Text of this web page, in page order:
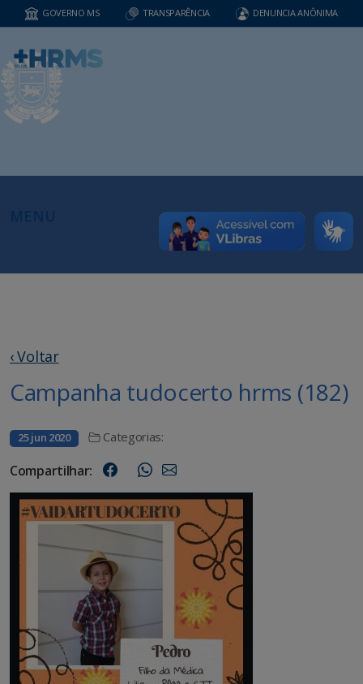
GOVERNO MS TRANSPARÊNCIA DENUNCIA ANÔNIMA
‹ Voltar
Campanha tudocerto hrms (182)
25 jun 2020 Categorias:
Compartilhar: